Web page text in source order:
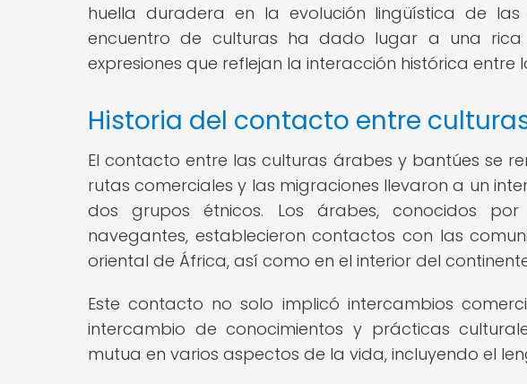
huella duradera en la evolución lingüística de
encuentro de culturas ha dado lugar a una
expresiones que reflejan la interacción histórica entre
Historia del contacto entre
El contacto entre las culturas árabes y bantúes se
rutas comerciales y las migraciones llevaron a un
dos grupos étnicos. Los árabes, conocidos
navegantes, establecieron contactos con las
oriental de África, así como en el interior del
Este contacto no solo implicó intercambios
intercambio de conocimientos y prácticas
mutua en varios aspectos de la vida, incluyendo el